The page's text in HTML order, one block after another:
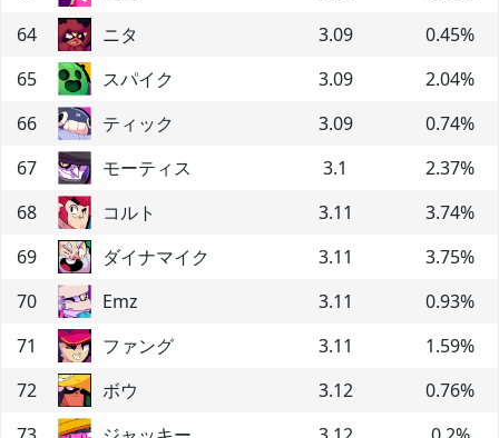
64
ニタ 3.09 0.45%
65
スパイク 3.09 2.04%
66
ティック 3.09 0.74%
67
モーティス 3.1 2.37%
68
コルト 3.11 3.74%
69
ダイナマイク 3.11 3.75%
70
Emz 3.11 0.93%
71
ファング 3.11 1.59%
72
ボウ 3.12 0.76%